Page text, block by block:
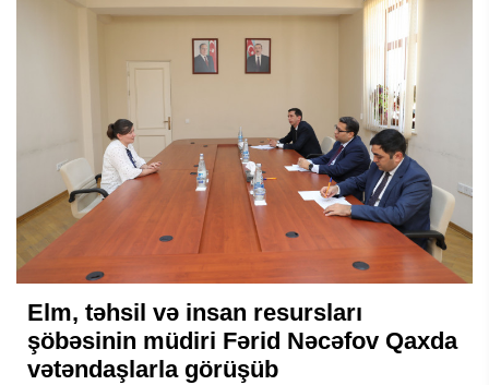
Elm, təhsil və insan resursları
şöbəsinin müdiri Fərid Nəcəfov Qaxda
vətəndaşlarla görüşüb